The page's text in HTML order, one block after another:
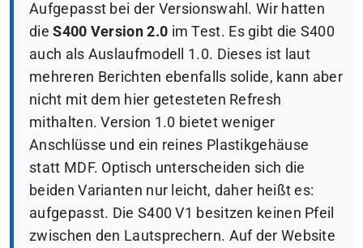
Aufgepasst bei der Versionswahl. Wir hatten
dieS400 Version 2.0 im Test. Es gibt die S400
auch als Auslaufmodell 1.0. Dieses ist laut
mehreren Berichten ebenfalls solide, kann aber
nicht mit dem hier getesteten Refresh
mithalten. Version 1.0 bietet weniger
Anschlüsse und ein reines Plastikgehäuse
statt MDF. Optisch unterscheiden sich die
beiden Varianten nur leicht, daher heißt es:
aufgepasst. Die S400 V1 besitzen keinen Pfeil
zwischen den Lautsprechern. Auf der Website